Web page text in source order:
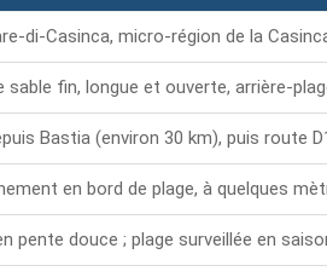
di-Casinca, micro-région de la
sable fin, longue et ouverte, arrière-
Bastia (environ 30 km), puis route
en bord de plage, à quelques
pente douce ; plage surveillée en